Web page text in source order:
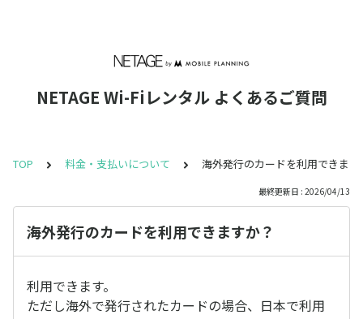
NETAGE Wi-Fiレンタル よくあるご質問
TOP 料金・支払いについて 海外発行のカードを利用できます
最終更新日 : 2026/04/13
海外発行のカードを利用できますか？
利用できます。
ただし海外で発行されたカードの場合、日本で利用